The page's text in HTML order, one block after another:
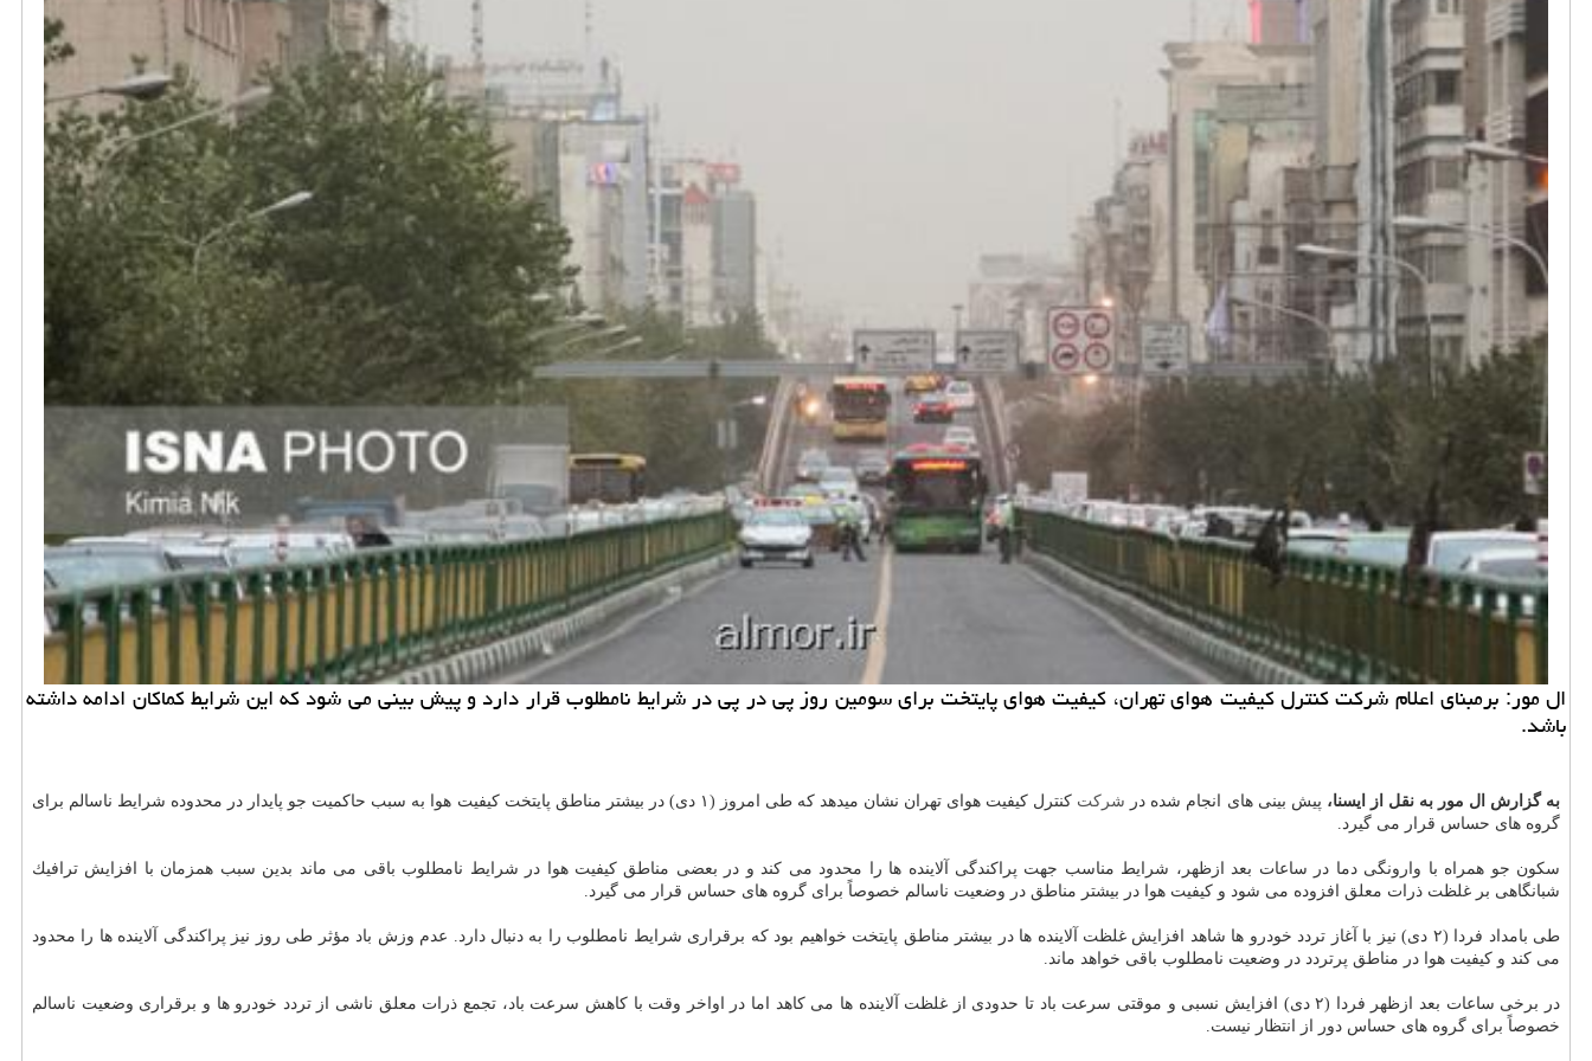
ال مور: برمبنای اعلام شركت كنترل كیفیت هوای تهران، كیفیت هوای پایتخت برای سومین روز پی در پی در شرایط نامطلوب قرار دارد و پیش بینی می شود كه این شرایط كماكان ادامه داشته
باشد.
به گزارش ال مور به نقل از ایسنا، پیش بینی های انجام شده در شركت
كنترل كیفیت هوای تهران نشان میدهد كه طی امروز (۱ دی) در بیشتر مناطق پایتخت كیفیت هوا به سبب حاكمیت جو پایدار در محدوده شرایط ناسالم برای
گروه های حساس قرار می گیرد.
سكون جو همراه با وارونگی دما در ساعات بعد ازظهر، شرایط مناسب جهت پراكندگی آلاینده ها را محدود می كند و در بعضی مناطق كیفیت هوا در شرایط نامطلوب باقی می ماند بدین سبب همزمان با افزایش ترافیك
شبانگاهی بر غلظت ذرات معلق افزوده می شود و كیفیت هوا در بیشتر مناطق در وضعیت ناسالم خصوصاً برای گروه های حساس قرار می گیرد.
طی بامداد فردا (۲ دی) نیز با آغاز تردد خودرو ها شاهد افزایش غلظت آلاینده ها در بیشتر مناطق پایتخت خواهیم بود كه برقراری شرایط نامطلوب را به دنبال دارد. عدم وزش باد مؤثر طی روز نیز پراكندگی آلاینده ها را محدود
می كند و كیفیت هوا در مناطق پرتردد در وضعیت نامطلوب باقی خواهد ماند.
در برخی ساعات بعد ازظهر فردا (۲ دی) افزایش نسبی و موقتی سرعت باد تا حدودی از غلظت آلاینده ها می كاهد اما در اواخر وقت با كاهش سرعت باد، تجمع ذرات معلق ناشی از تردد خودرو ها و برقراری وضعیت ناسالم
خصوصاً برای گروه های حساس دور از انتظار نیست.